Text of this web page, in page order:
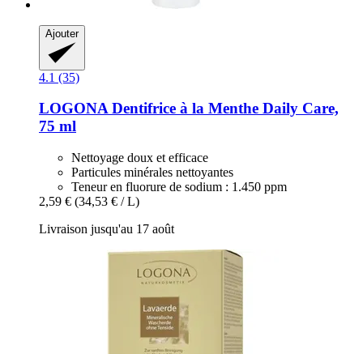
Ajouter
4.1 (35)
LOGONADentifrice à la Menthe Daily Care,
75 ml
Nettoyage doux et efficace
Particules minérales nettoyantes
Teneur en fluorure de sodium : 1.450 ppm
2,59 € (34,53 € / L)
Livraison jusqu'au 17 août